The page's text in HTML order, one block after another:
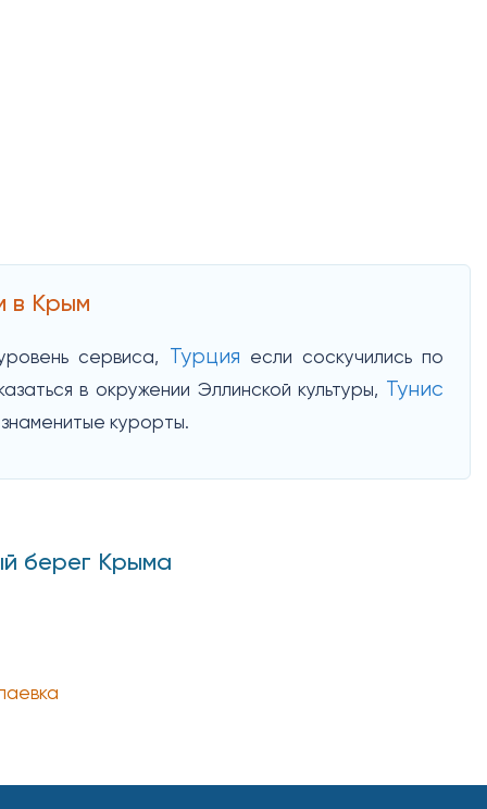
в Крым
сервиса, Турция если соскучились по
в окружении Эллинской культуры, Тунис
курорты.
берег Крыма